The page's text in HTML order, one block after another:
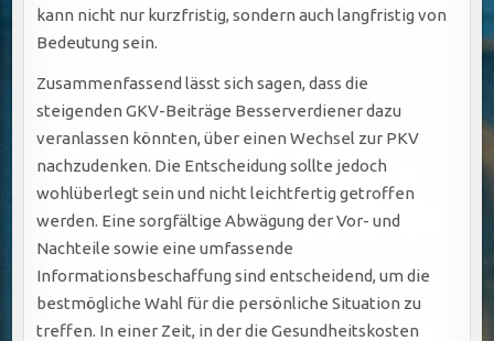
kann nicht nur kurzfristig, sondern auch langfristig von
Bedeutung sein.
Zusammenfassend lässt sich sagen, dass die
steigenden GKV-Beiträge Besserverdiener dazu
veranlassen könnten, über einen Wechsel zur PKV
nachzudenken. Die Entscheidung sollte jedoch
wohlüberlegt sein und nicht leichtfertig getroffen
werden. Eine sorgfältige Abwägung der Vor- und
Nachteile sowie eine umfassende
Informationsbeschaffung sind entscheidend, um die
bestmögliche Wahl für die persönliche Situation zu
treffen. In einer Zeit, in der die Gesundheitskosten